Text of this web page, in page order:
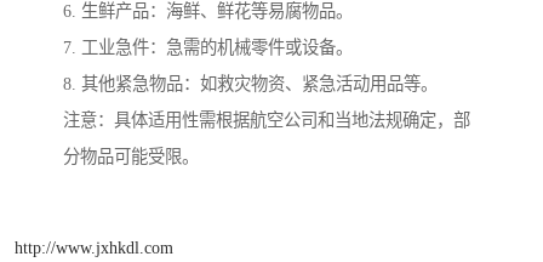
6. 生鲜产品：海鲜、鲜花等易腐物品。
7. 工业急件：急需的机械零件或设备。
8. 其他紧急物品：如救灾物资、紧急活动用品等。
注意：具体适用性需根据航空公司和当地法规确定，部
分物品可能受限。
http://www.jxhkdl.com